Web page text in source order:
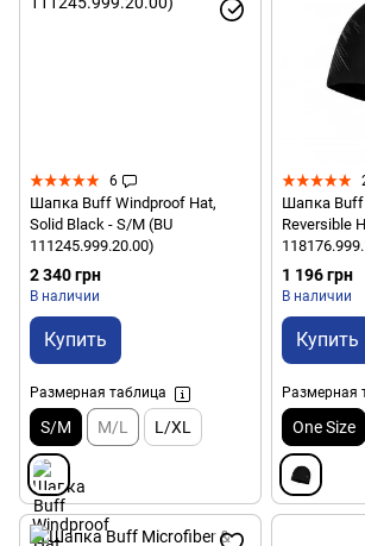
6
Шапка Buff Windproof Hat,
Solid Black - S/M (BU
111245.999.20.00)
2 340 грн
В наличии
Купить
Размерная таблица
S/M M/L L/XL
Шапка Buff
Reversible
1 196 грн
В наличии
Купить
Размерная
One Size